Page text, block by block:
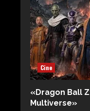
Cine
«Dragon Ball
Multiverse»